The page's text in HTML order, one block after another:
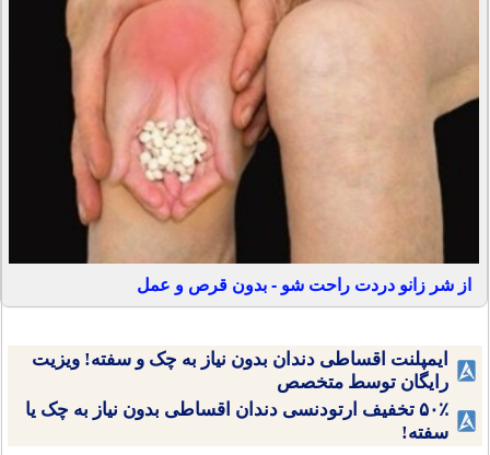
از شر زانو دردت راحت شو - بدون قرص و عمل
ایمپلنت اقساطی دندان بدون نیاز به چک و سفته! ویزیت
رایگان توسط متخصص
۵۰٪ تخفیف ارتودنسی دندان اقساطی بدون نیاز به چک یا
سفته!